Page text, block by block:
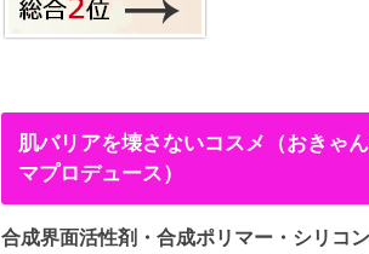
肌バリアを壊さないコスメ（おきゃ
マプロデュース）
合成界面活性剤・合成ポリマー・シリコ